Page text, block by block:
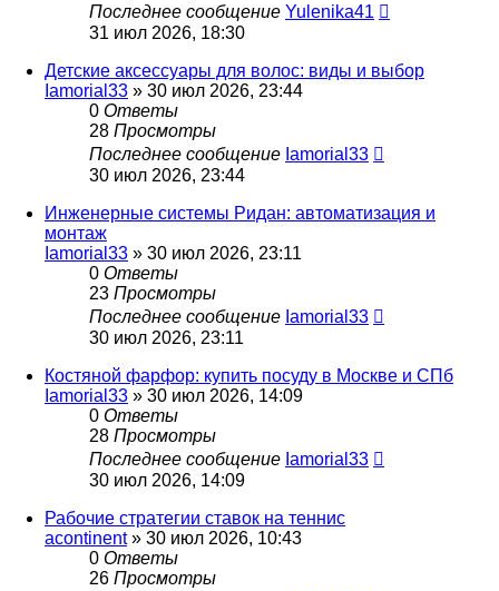
Последнее сообщение Yulenika41
31 июл 2026, 18:30
Детские аксессуары для волос: виды и выбор
Iamorial33 » 30 июл 2026, 23:44
0 Ответы
28 Просмотры
Последнее сообщение Iamorial33
30 июл 2026, 23:44
Инженерные системы Ридан: автоматизация и
монтаж
Iamorial33 » 30 июл 2026, 23:11
0 Ответы
23 Просмотры
Последнее сообщение Iamorial33
30 июл 2026, 23:11
Костяной фарфор: купить посуду в Москве и СПб
Iamorial33 » 30 июл 2026, 14:09
0 Ответы
28 Просмотры
Последнее сообщение Iamorial33
30 июл 2026, 14:09
Рабочие стратегии ставок на теннис
acontinent» 30 июл 2026, 10:43
0 Ответы
26 Просмотры